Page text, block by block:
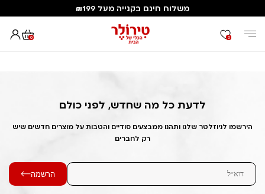
משלוח חינם בקנייה מעל ₪199
0 0
דף הבית Out of Stock Alert 2025/04/09 1744241412
לדעת כל מה שחדש, לפני כולם
הירשמו לניוזלטר שלנו ותהנו ממבצעים סודיים והטבות על מוצרים חדשים שיש
רק לחברים
הרשמה